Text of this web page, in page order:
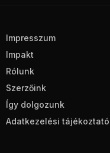
Impresszum
Impakt
Rólunk
Szerzőink
Így dolgozunk
Adatkezelési tájékoztató